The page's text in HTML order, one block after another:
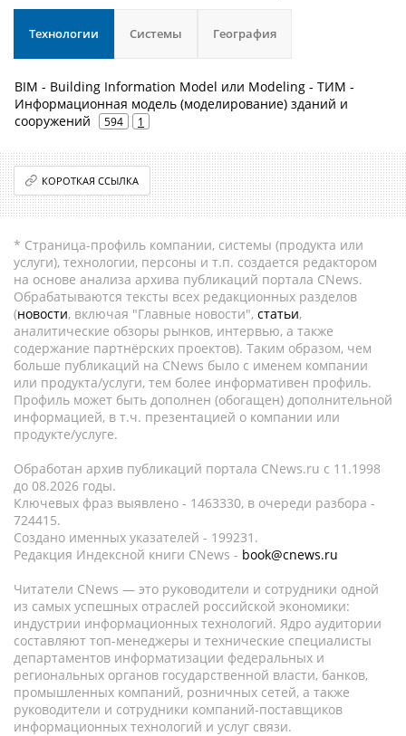
Технологии Системы География
BIM - Building Information Model или Modeling - ТИМ -
Информационная модель (моделирование) зданий и
сооружений
594 1
КОРОТКАЯ ССЫЛКА
* Страница-профиль компании, системы (продукта или
услуги), технологии, персоны и т.п. создается редактором
на основе анализа архива публикаций портала CNews.
Обрабатываются тексты всех редакционных разделов
(новости, включая "Главные новости", статьи,
аналитические обзоры рынков, интервью, а также
содержание партнёрских проектов). Таким образом, чем
больше публикаций на CNews было с именем компании
или продукта/услуги, тем более информативен профиль.
Профиль может быть дополнен (обогащен) дополнительной
информацией, в т.ч. презентацией о компании или
продукте/услуге.
Обработан архив публикаций портала CNews.ru c 11.1998
до 08.2026 годы.
Ключевых фраз выявлено - 1463330, в очереди разбора -
724415.
Создано именных указателей - 199231.
Редакция Индексной книги CNews - book@cnews.ru
Читатели CNews — это руководители и сотрудники одной
из самых успешных отраслей российской экономики:
индустрии информационных технологий. Ядро аудитории
составляют топ-менеджеры и технические специалисты
департаментов информатизации федеральных и
региональных органов государственной власти, банков,
промышленных компаний, розничных сетей, а также
руководители и сотрудники компаний-поставщиков
информационных технологий и услуг связи.